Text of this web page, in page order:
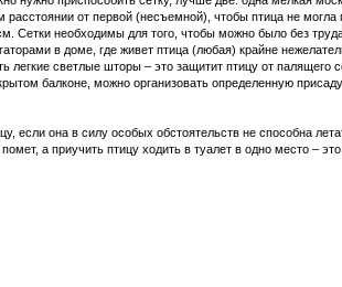
расстоянии от первой (несъемной), чтобы птица не
Сетки необходимы для того, чтобы можно было без
в доме, где живет птица (любая) крайне
легкие светлые шторы – это защитит птицу от
балконе, можно организовать определенную
если она в силу особых обстоятельств не способна
а приучить птицу ходить в туалет в одно место –